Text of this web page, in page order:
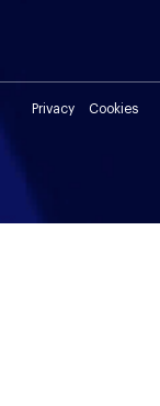
Privacy Cookies